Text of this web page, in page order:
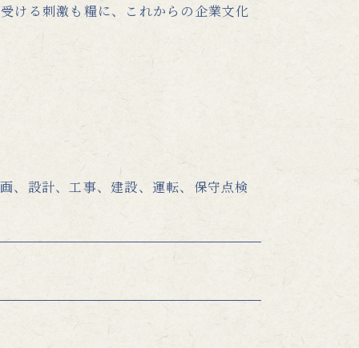
ける刺激も糧に、これからの企業文化
、設計、工事、建設、運転、保守点検